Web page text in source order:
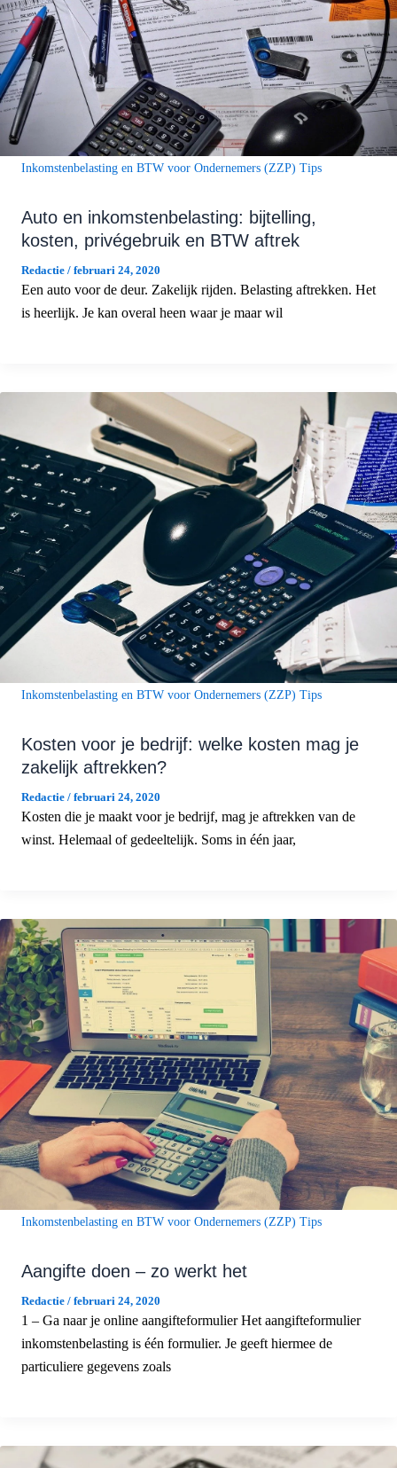
Inkomstenbelasting en BTW voor Ondernemers (ZZP) Tips
Auto en inkomstenbelasting: bijtelling,
kosten, privégebruik en BTW aftrek
Redactie / februari 24, 2020
Een auto voor de deur. Zakelijk rijden. Belasting aftrekken. Het
is heerlijk. Je kan overal heen waar je maar wil
Inkomstenbelasting en BTW voor Ondernemers (ZZP) Tips
Kosten voor je bedrijf: welke kosten mag je
zakelijk aftrekken?
Redactie / februari 24, 2020
Kosten die je maakt voor je bedrijf, mag je aftrekken van de
winst. Helemaal of gedeeltelijk. Soms in één jaar,
Inkomstenbelasting en BTW voor Ondernemers (ZZP) Tips
Aangifte doen – zo werkt het
Redactie / februari 24, 2020
1 – Ga naar je online aangifteformulier Het aangifteformulier
inkomstenbelasting is één formulier. Je geeft hiermee de
particuliere gegevens zoals